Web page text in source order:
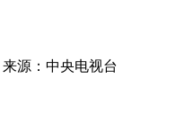
来源：中央电视台